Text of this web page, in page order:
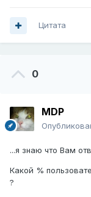
Цитата
0
MDP
...я знаю что Вам
Какой %
?